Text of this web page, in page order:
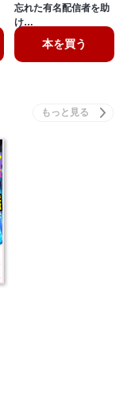
忘れた有名配信者を助
け…
本を買う